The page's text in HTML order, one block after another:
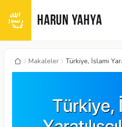
HARUN YAHYA
Makaleler Türkiye, İslami